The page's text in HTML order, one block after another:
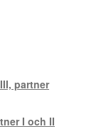
partner
I och II